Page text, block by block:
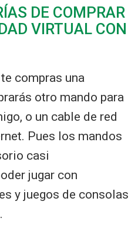
DE COMPRAR
VIRTUAL CON
compras una
otro mando para
o un cable de red
Pues los mandos
casi
jugar con
y juegos de consolas